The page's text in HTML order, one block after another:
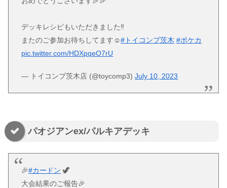
デッキレシピもいただきました‼️
またのご参加お待ちしてます☺️#トイコンプ茨木 #ポケカ
pic.twitter.com/HDXpqeO7rU
— トイコンプ茨木店 (@toycomp3)July 10, 2023
パオジアンex/パルキアデッキ
🎉#カードン 🦖
大会結果のご報告🎉